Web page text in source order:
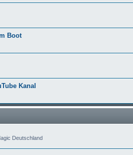
Boot
Kanal
Deutschland